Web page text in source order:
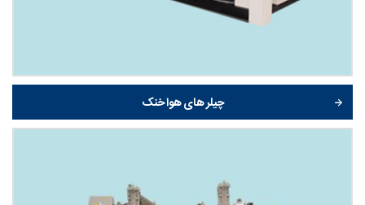
چیلر های هوا خنک